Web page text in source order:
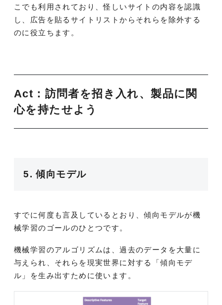
こでも利用されており、怪しいサイトの内容を認識
し、広告を貼るサイトリストからそれらを除外する
のに役立ちます。
Act：訪問者を招き入れ、製品に関
心を持たせよう
5. 傾向モデル
すでに何度も言及しているとおり、傾向モデルが機
械学習のゴールのひとつです。
機械学習のアルゴリズムは、過去のデータを大量に
与えられ、それらを現実世界に対する「傾向モデ
ル」を生み出すために使います。